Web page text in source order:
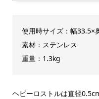
使用時サイズ：幅33.5×
素材：ステンレス
重量：1.3kg
ヘビーロストルは直径